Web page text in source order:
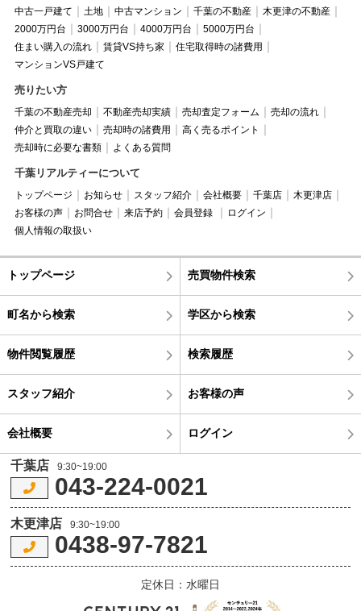
中古一戸建て
土地 中古マンション 千葉の不動産
木更津の不動産
2000万円台
3000万円台 4000万円台
5000万円台
住まい購入の流れ
賃貸VS持ち家
住宅取得時の諸費用
マンションVS戸建て
売りたい方
千葉の不動産売却 不動産売却実績 売却査定フォーム
売却の流れ
仲介と買取の違い
売却時の諸費用
高く売るポイント
売却時に必要な書類
よくある質問
千葉リアルティーについて
トップページ お知らせ スタッフ紹介 会社概要 千葉店
木更津店
お客様の声
お問合せ 来店予約 会員登録
ログイン
個人情報の取扱い
トップページ 売買物件検索
町名から検索 学区から検索
物件閲覧履歴 検索履歴
スタッフ紹介 お客様の声
会社概要 ログイン
千葉店 9:30~19:00
043-224-0021
木更津店 9:30~19:00
0438-97-7821
定休日：水曜日